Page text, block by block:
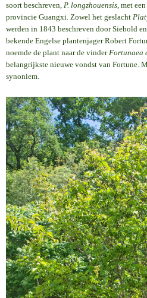
soort beschreven, P. longzhouensis, met
provincie Guangxi. Zowel het geslacht
werden in 1843 beschreven door Siebold
bekende Engelse plantenjager Robert
noemde de plant naar de vinderFortunaea
belangrijkste nieuwe vondst van Fortune.
synoniem.